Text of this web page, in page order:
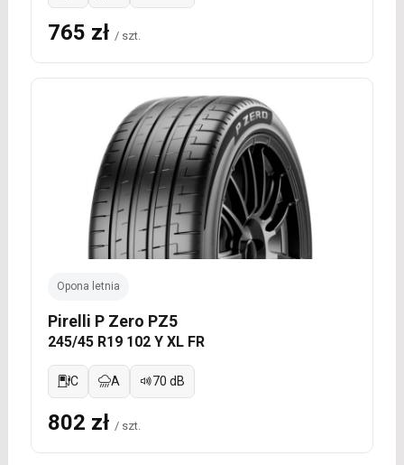
765 zł / szt.
Opona letnia
Pirelli P Zero PZ5
245/45 R19 102 Y XL FR
C A 70 dB
802 zł / szt.